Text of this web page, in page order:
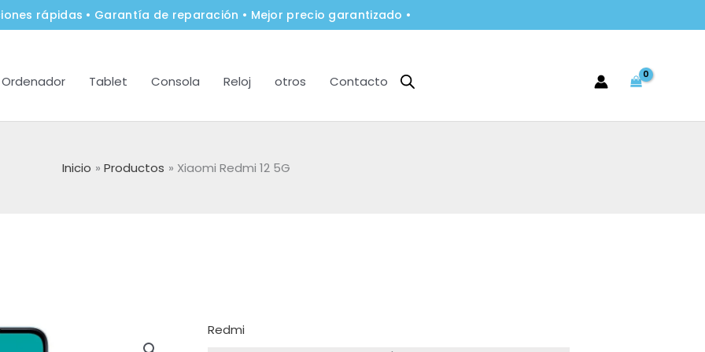
rápidas • Garantía de reparación • Mejor precio garantizado •
Ordenador Tablet Consola Reloj otros Contacto
Inicio Productos Xiaomi Redmi 12 5G
Redmi